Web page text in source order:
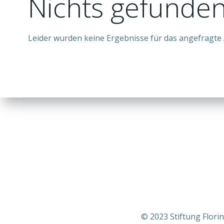
Leider wurden keine Ergebnisse für das angefragte
© 2023 Stiftung